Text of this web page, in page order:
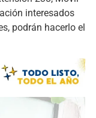
interesados
podrán hacerlo el